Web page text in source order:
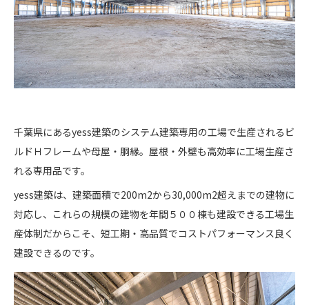
千葉県にあるyess建築のシステム建築専用の工場で生産されるビ
ルドＨフレームや母屋・胴縁。屋根・外壁も高効率に工場生産さ
れる専用品です。
yess建築は、建築面積で200m2から30,000m2超えまでの建物に
対応し、これらの規模の建物を年間５００棟も建設できる工場生
産体制だからこそ、短工期・高品質でコストパフォーマンス良く
建設できるのです。